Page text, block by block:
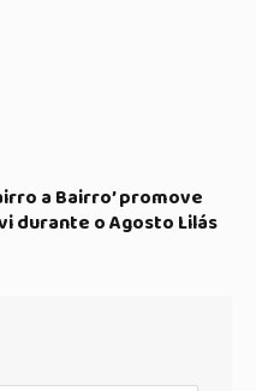
a Bairro’ promove
durante o Agosto Lilás